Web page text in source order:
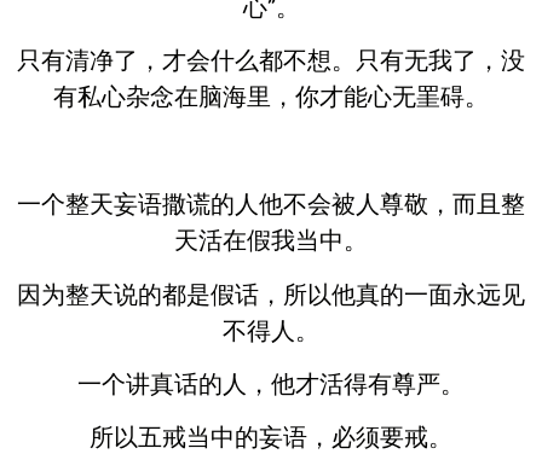
心”。
只有清净了，才会什么都不想。只有无我了，没
有私心杂念在脑海里，你才能心无罣碍。
一个整天妄语撒谎的人他不会被人尊敬，而且整
天活在假我当中。
因为整天说的都是假话，所以他真的一面永远见
不得人。
一个讲真话的人，他才活得有尊严。
所以五戒当中的妄语，必须要戒。